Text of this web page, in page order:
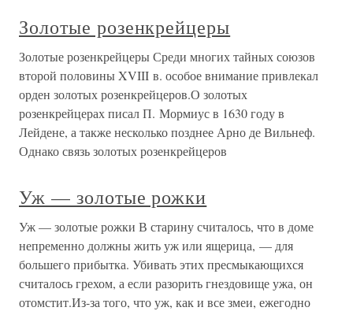
Золотые розенкрейцеры
Золотые розенкрейцеры Среди многих тайных союзов
второй половины XVIII в. особое внимание привлекал
орден золотых розенкрейцеров.О золотых
розенкрейцерах писал П. Мормиус в 1630 году в
Лейдене, а также несколько позднее Арно де Вильнеф.
Однако связь золотых розенкрейцеров
Уж — золотые рожки
Уж — золотые рожки В старину считалось, что в доме
непременно должны жить уж или ящерица, — для
большего прибытка. Убивать этих пресмыкающихся
считалось грехом, а если разорить гнездовище ужа, он
отомстит.Из-за того, что уж, как и все змеи, ежегодно